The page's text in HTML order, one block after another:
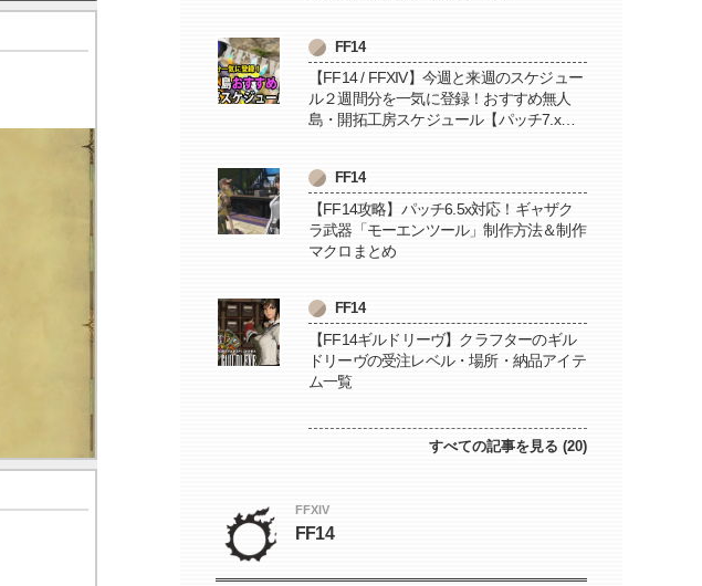
FF14
【FF14 / FFXIV】今週と来週のスケジュー
ル２週間分を一気に登録！おすすめ無人
島・開拓工房スケジュール【パッチ7.x対
FF14
【FF14攻略】パッチ6.5x対応！ギャザク
ラ武器「モーエンツール」制作方法＆制作
マクロまとめ
FF14
【FF14ギルドリーヴ】クラフターのギル
ドリーヴの受注レベル・場所・納品アイテ
ム一覧
すべての記事を見る (20)
FFXIV
FF14